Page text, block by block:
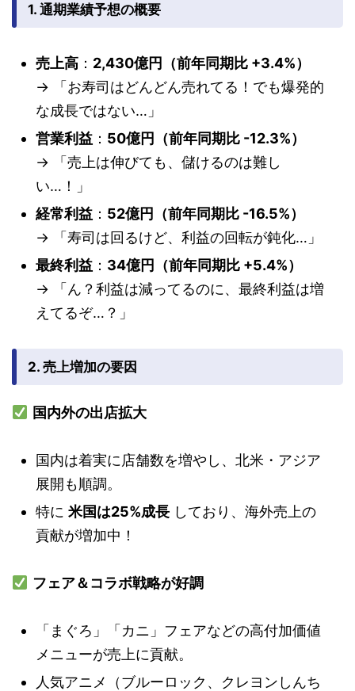
1. 通期業績予想の概要
売上高 ： 2,430億円（前年同期比 +3.4%）
→ 「お寿司はどんどん売れてる！でも爆発的
な成長ではない…」
営業利益 ： 50億円（前年同期比 -12.3%）
→ 「売上は伸びても、儲けるのは難し
い…！」
経常利益 ： 52億円（前年同期比 -16.5%）
→ 「寿司は回るけど、利益の回転が鈍化…」
最終利益 ： 34億円（前年同期比 +5.4%）
→ 「ん？利益は減ってるのに、最終利益は増
えてるぞ…？」
2. 売上増加の要因
国内外の出店拡大
国内は着実に店舗数を増やし、北米・アジア
展開も順調。
特に 米国は25%成長 しており、海外売上の
貢献が増加中！
フェア＆コラボ戦略が好調
「まぐろ」「カニ」フェアなどの高付加価値
メニューが売上に貢献。
人気アニメ（ブルーロック、クレヨンしんち